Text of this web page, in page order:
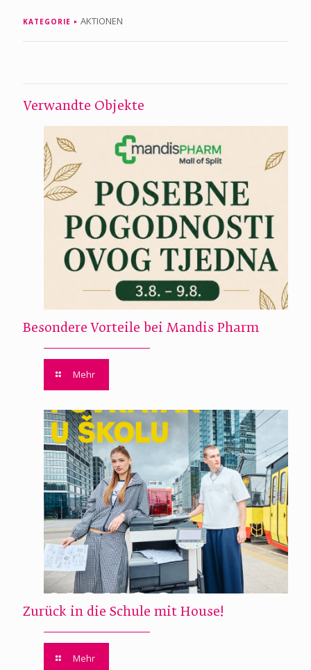
KATEGORIE AKTIONEN
Verwandte Objekte
Besondere Vorteile bei Mandis Pharm
Mehr
Zurück in die Schule mit House!
Mehr